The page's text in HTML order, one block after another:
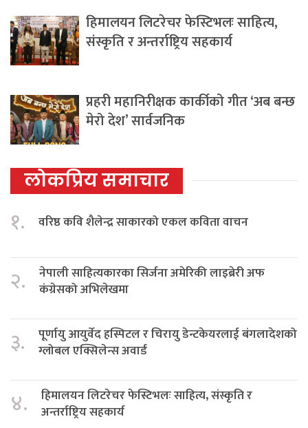
हिमालयन लिटरेचर फेस्टिभलः साहित्य,
संस्कृति र अन्तर्राष्ट्रिय सहकार्य
प्रहरी महानिरीक्षक कार्कीको गीत ‘अब बन्छ
मेरो देश’ सार्वजनिक
लोकप्रिय समाचार
१. वरिष्ठ कवि शैलेन्द्र साकारको एकल कविता वाचन
२.
नेपाली साहित्यकारका सिर्जना अमेरिकी लाइब्रेरी अफ
कंग्रेसको अभिलेखमा
३.
पूर्णायु आयुर्वेद हस्पिटल र चिरायु डेन्टकेयरलाई बंगलादेशको
ग्लोबल एक्सिलेन्स अवार्ड
४.
हिमालयन लिटरेचर फेस्टिभलः साहित्य, संस्कृति र
अन्तर्राष्ट्रिय सहकार्य